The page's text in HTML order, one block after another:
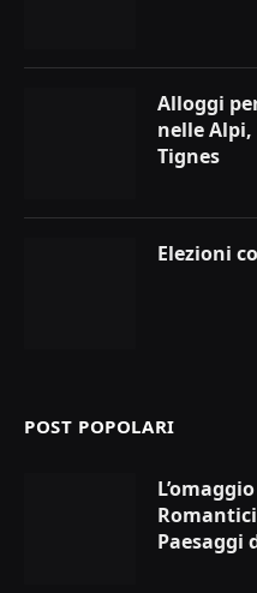
Alloggi
nelle Alpi,
Tignes
Elezioni
POST POPOLARI
Paesaggi